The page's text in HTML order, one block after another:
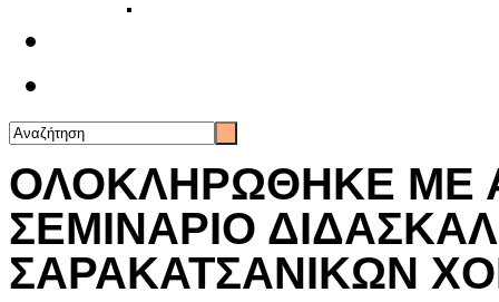
ΟΛΟΚΛΗΡΩΘΗΚΕ ΜΕ
ΣΕΜΙΝΑΡΙΟ
ΣΑΡΑΚΑΤΣΑΝΙΚΩΝ